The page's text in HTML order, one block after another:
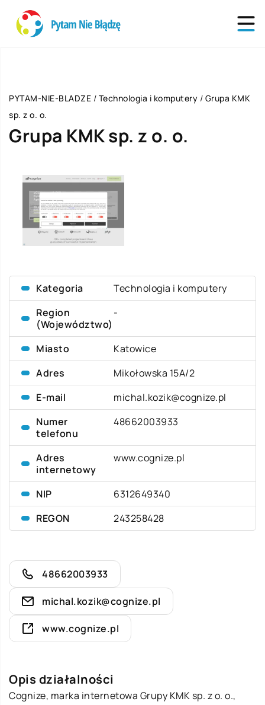
PYTAM-NIE-BLADZE / Technologia i komputery / Grupa KMK
sp. z o. o.
Grupa KMK sp. z o. o.
Kategoria
Technologia i komputery
Region
(Województwo)
-
Miasto
Katowice
Adres
Mikołowska 15A/2
E-mail
michal.kozik@cognize.pl
Numer
telefonu
48662003933
Adres
internetowy
www.cognize.pl
NIP
6312649340
REGON
243258428
48662003933
michal.kozik@cognize.pl
www.cognize.pl
Opis działalności
Cognize, marka internetowa Grupy KMK sp. z o. o.,